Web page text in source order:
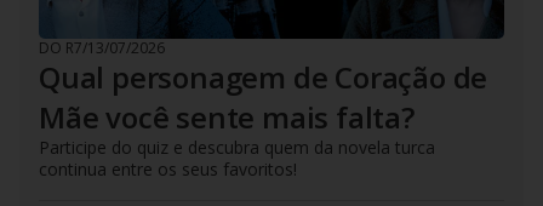
DO R7/13/07/2026
Qual personagem de Coração de
Mãe você sente mais falta?
Participe do quiz e descubra quem da novela turca
continua entre os seus favoritos!